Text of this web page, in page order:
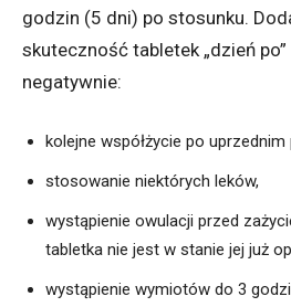
godzin (5 dni) po stosunku.
skuteczność tabletek „dzień po”
negatywnie:
kolejne współżycie po
stosowanie niektórych leków,
wystąpienie owulacji przed
tabletka nie jest w stanie jej już
wystąpienie wymiotów do 3